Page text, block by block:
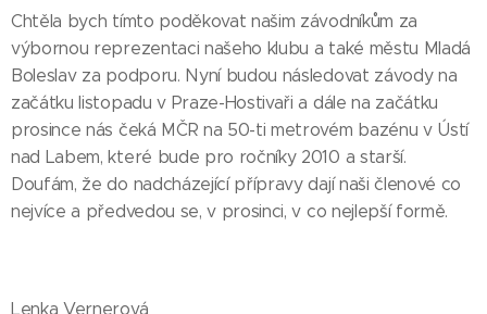
Chtěla bych tímto poděkovat našim závodníkům za
výbornou reprezentaci našeho klubu a také městu Mladá
Boleslav za podporu. Nyní budou následovat závody na
začátku listopadu v Praze-Hostivaři a dále na začátku
prosince nás čeká MČR na 50-ti metrovém bazénu v Ústí
nad Labem, které bude pro ročníky 2010 a starší.
Doufám, že do nadcházející přípravy dají naši členové co
nejvíce a předvedou se, v prosinci, v co nejlepší formě.
Lenka Vernerová